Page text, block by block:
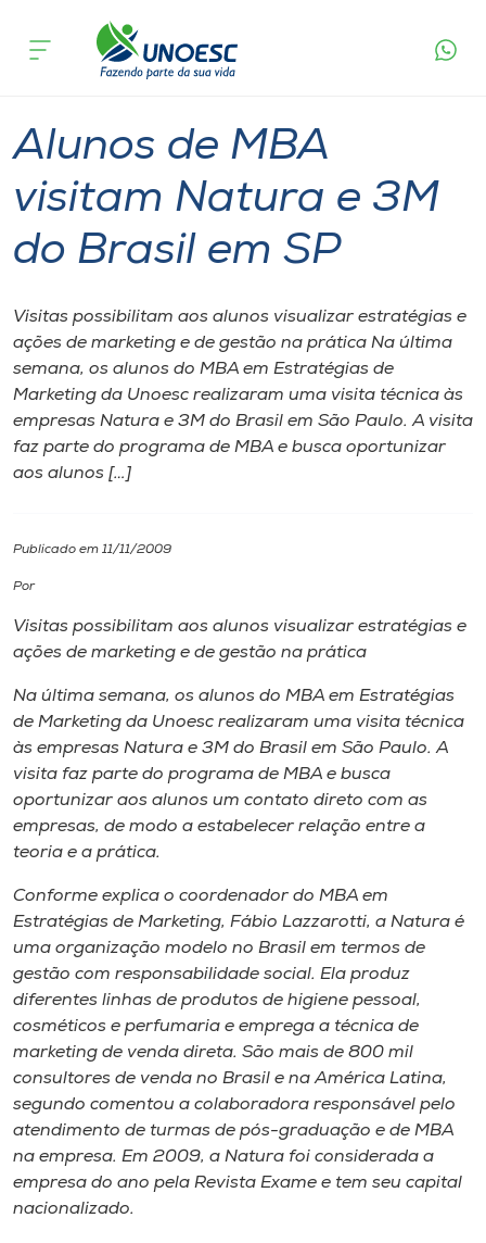
Cursos
Pesquisa
Atendimento ao Estudante
Portal de Ensino
A
Internacionalização
Cultura
CPA
Biblioteca
Editora
Rádio
Museu
Unoesc
Store
Selecione
o idioma
acontece
Alunos de MBA
visitam Natura e 3M
do Brasil em SP
Visitas possibilitam aos alunos visualizar estratégias e
ações de marketing e de gestão na prática Na última
semana, os alunos do MBA em Estratégias de
Marketing da Unoesc realizaram uma visita técnica às
empresas Natura e 3M do Brasil em São Paulo. A visita
faz parte do programa de MBA e busca oportunizar
aos alunos […]
Publicado em 11/11/2009
Por
Visitas possibilitam aos alunos visualizar estratégias e
ações de marketing e de gestão na prática
Na última semana, os alunos do MBA em Estratégias
de Marketing da Unoesc realizaram uma visita técnica
às empresas Natura e 3M do Brasil em São Paulo. A
visita faz parte do programa de MBA e busca
oportunizar aos alunos um contato direto com as
empresas, de modo a estabelecer relação entre a
teoria e a prática.
Conforme explica o coordenador do MBA em
Estratégias de Marketing, Fábio Lazzarotti, a Natura é
uma organização modelo no Brasil em termos de
gestão com responsabilidade social. Ela produz
diferentes linhas de produtos de higiene pessoal,
cosméticos e perfumaria e emprega a técnica de
marketing de venda direta. São mais de 800 mil
consultores de venda no Brasil e na América Latina,
segundo comentou a colaboradora responsável pelo
atendimento de turmas de pós-graduação e de MBA
na empresa. Em 2009, a Natura foi considerada a
empresa do ano pela Revista Exame e tem seu capital
nacionalizado.